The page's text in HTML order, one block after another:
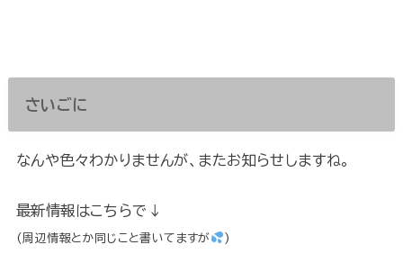
さいごに
なんや色々わかりませんが、またお知らせしますね。
最新情報はこちらで↓
(周辺情報とか同じこと書いてますが )